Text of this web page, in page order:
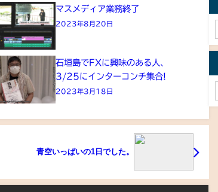
マスメディア業務終了
2023年8月20日
石垣島でFXに興味のある人、
3/25にインターコンチ集合!
2023年3月18日
青空いっぱいの1日でした。